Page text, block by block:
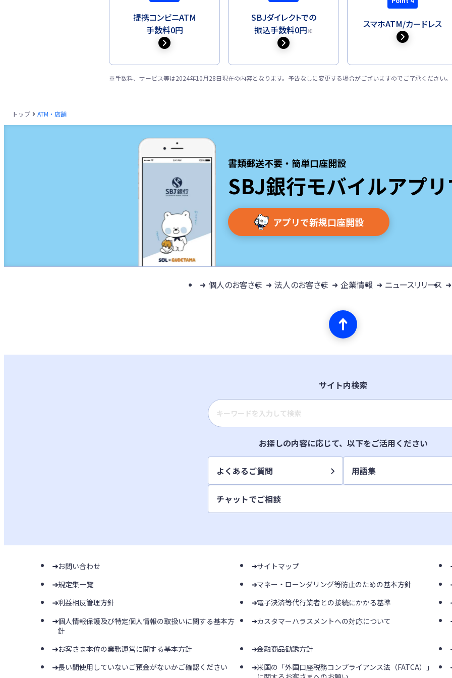
提携コンビニATM
手数料0円
SBJダイレクトでの
振込手数料0円※
スマホATM/カードレス
※手数料、サービス等は2024年10月28日現在の内容となります。予告なしに変更する場合がございますのでご了承ください。
トップ ATM・店舗
書類郵送不要・簡単口座開設
SBJ銀行モバイルアプ
アプリで新規口座開設
個人のお客さま 法人のお客さま 企業情報 ニュースリリース
サイト内検索
検索キーワード入力
お探しの内容に応じて、以下をご活用ください
よくあるご質問 用語集
チャットでご相談
お問い合わせ
サイトマップ
規定集一覧
マネー・ローンダリング等防止のための基本方針
利益相反管理方針
電子決済等代行業者との接続にかかる基準
個人情報保護及び特定個人情報の取扱いに関する基本方
針
カスタマーハラスメントへの対応について
お客さま本位の業務運営に関する基本方針
金融商品勧誘方針
長い間使用していないご預金がないかご確認ください
米国の「外国口座税務コンプライアンス法（FATCA）」